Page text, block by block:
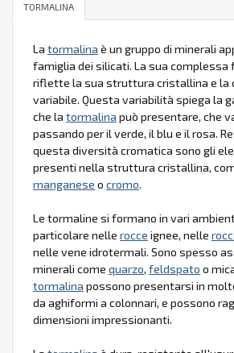
TORMALINA
La tormalina è un gruppo di minerali
famiglia dei silicati. La sua complessa
riflette la sua struttura cristallina e la
variabile. Questa variabilità spiega la
che la tormalina può presentare, che
passando per il verde, il blu e il rosa.
questa diversità cromatica sono gli
presenti nella struttura cristallina,
manganese o cromo.
Le tormaline si formano in vari
particolare nelle rocce ignee, nelle
nelle vene idrotermali. Sono spesso
minerali come quarzo, feldspato o
tormalina possono presentarsi in
da aghiformi a colonnari, e possono
dimensioni impressionanti.